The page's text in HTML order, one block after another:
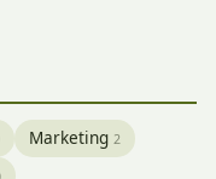
Marketing 2